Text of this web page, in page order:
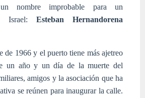
nombre improbable para un
Israel: Esteban Hernandorena
de 1966 y el puerto tiene más ajetreo
un año y un día de la muerte del
amigos y la asociación que ha
se reúnen para inaugurar la calle.